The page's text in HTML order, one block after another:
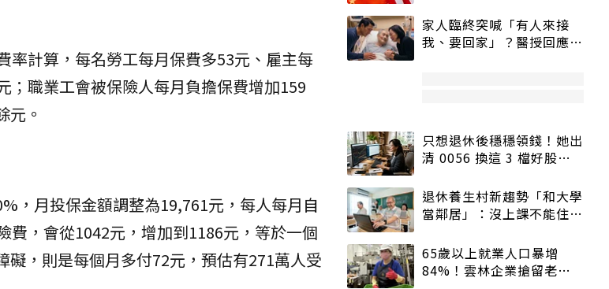
率計算，每名勞工每月保費多53元、雇主每
；職業工會被保險人每月負擔保費增加159
元。
，月投保金額調整為19,761元，每人每月自
，會從1042元，增加到1186元，等於一個
，則是每個月多付72元，預估有271萬人受
家人臨終突喊「有人來接
我、要回家」？醫授回應方
只想退休後穩穩領錢！她出
清 0056 換這 3 檔好股：
退休養生村新趨勢「和大學
當鄰居」：沒上課不能住、
65歲以上就業人口暴增
84%！雲林企業搶留老員